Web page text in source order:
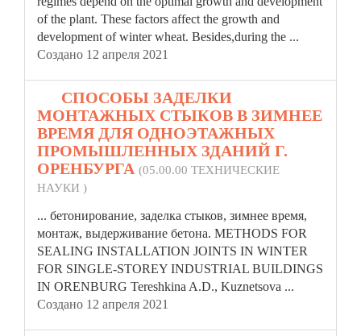
of the plant. These factors affect the growth and
development ofwinterwheat. Besides,during the ...
Создано 12 апреля 2021
СПОСОБЫ ЗАДЕЛКИ
МОНТАЖНЫХ СТЫКОВ В ЗИМНЕЕ
ВРЕМЯ ДЛЯ ОДНОЭТАЖНЫХ
ПРОМЫШЛЕННЫХ ЗДАНИЙ Г.
ОРЕНБУРГА (05.00.00 ТЕХНИЧЕСКИЕ
НАУКИ )
... бетонирование, заделка стыков, зимнее время,
монтаж, выдерживание бетона. METHODS FOR
SEALING INSTALLATION JOINTS IN WINTER
FOR SINGLE-STOREY INDUSTRIAL BUILDINGS
IN ORENBURG Tereshkina A.D., Kuznetsova ...
Создано 12 апреля 2021